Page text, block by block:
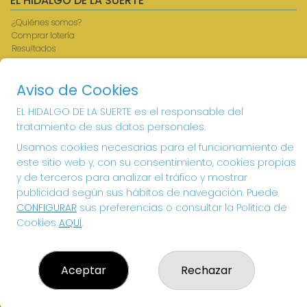
¿Quiénes somos?
Comprar lotería
Resultados
Contacto
Registro
CONTACTO
ADMINISTRACION DE LOTERIAS: 1-VILLANUEVA DE LOS
INFANTES - RECEPTOR OFICIAL: 26615
926360785
Clica aquí para contactar por WhatsApp
605897938
info@elhidalgodelasuerte.com
PLAZA MAYOR, 4 VILLANUEVA DE LOS INFANTES
(Ciudad Real) España
Aviso de Cookies
EL HIDALGO DE LA SUERTE es el responsable del
tratamiento de sus datos personales.
Usamos cookies necesarias para el funcionamiento de
este sitio web y, con su consentimiento, cookies propias
y de terceros para analizar el tráfico y mostrar
publicidad según sus hábitos de navegación. Puede
CONFIGURAR sus preferencias o consultar la Política de
Cookies AQUÍ.
Aceptar Rechazar